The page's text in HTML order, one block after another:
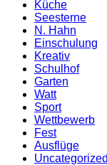
Küche
Seesterne
N. Hahn
Einschulung
Kreativ
Schulhof
Garten
Watt
Sport
Wettbewerb
Fest
Ausflüge
Uncategorized